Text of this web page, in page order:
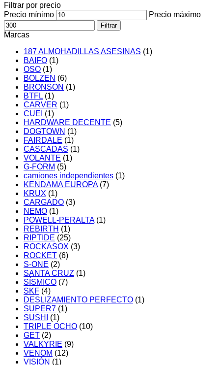
Filtrar por precio
Precio mínimo
Precio máximo
Filtrar
Marcas
187 ALMOHADILLAS ASESINAS (1)
BAIFO (1)
OSO (1)
BOLZEN (6)
BRONSON (1)
BTFL (1)
CARVER (1)
CUEI (1)
HARDWARE DECENTE (5)
DOGTOWN (1)
FAIRDALE (1)
CASCADAS (1)
VOLANTE (1)
G-FORM (5)
camiones independientes (1)
KENDAMA EUROPA (7)
KRUX (1)
CARGADO (3)
NEMO (1)
POWELL-PERALTA (1)
REBIRTH (1)
RIPTIDE (25)
ROCKASOX (3)
ROCKET (6)
S-ONE (2)
SANTA CRUZ (1)
SÍSMICO (7)
SKF (4)
DESLIZAMIENTO PERFECTO (1)
SUPER7 (1)
SUSHI
(1)
TRIPLE OCHO (10)
GET (2)
VALKYRIE (9)
VENOM (12)
VISIÓN (1)